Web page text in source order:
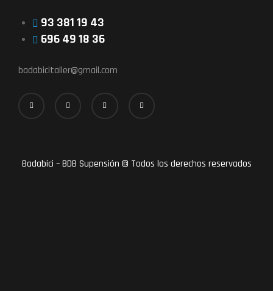
93 381 19 43
696 49 18 36
badabicitaller@gmail.com
Badabici – BDB Supensión © Todos los derechos reservados